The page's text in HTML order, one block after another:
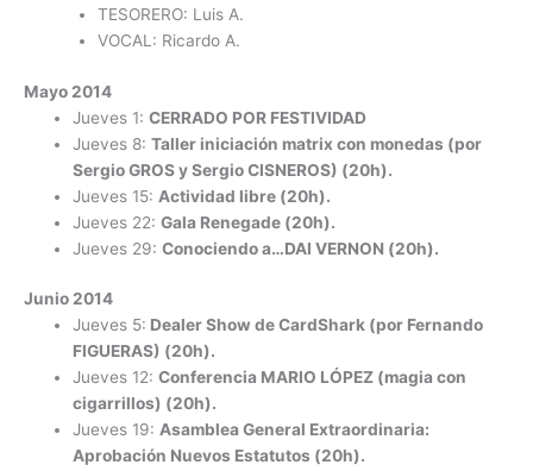
TESORERO: Luis A.
VOCAL: Ricardo A.
Mayo 2014
Jueves 1:CERRADO POR FESTIVIDAD
Jueves 8:Taller iniciación matrix con monedas (por
Sergio GROS y Sergio CISNEROS) (20h).
Jueves 15: Actividad libre (20h).
Jueves 22:Gala Renegade (20h).
Jueves 29:Conociendo a…DAI VERNON (20h).
Junio 2014
Jueves 5: Dealer Show de CardShark (por Fernando
FIGUERAS) (20h).
Jueves 12:Conferencia MARIO LÓPEZ (magia con
cigarrillos) (20h).
Jueves 19:Asamblea General Extraordinaria:
Aprobación Nuevos Estatutos (20h).